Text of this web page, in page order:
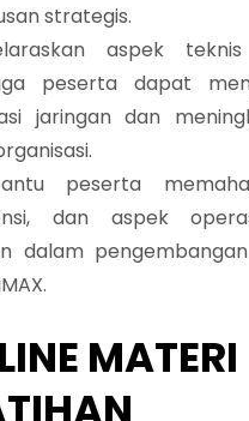
strategis.
aspek
peserta dapat
jaringan dan
peserta
dan aspek
dalam
MATERI